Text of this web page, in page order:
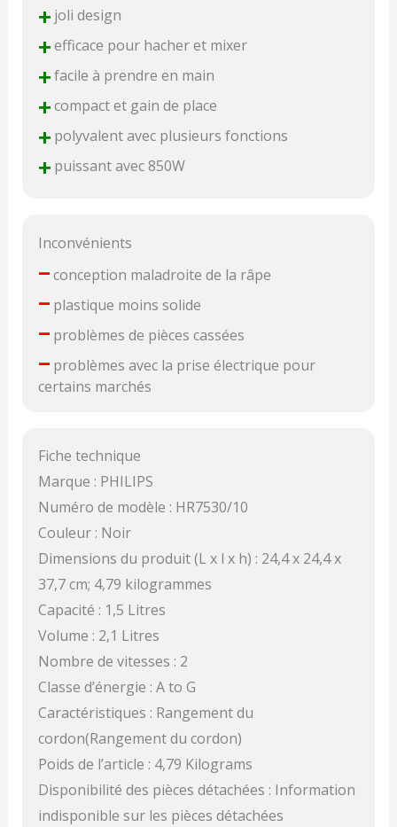
+joli design
+efficace pour hacher et mixer
+facile à prendre en main
+compact et gain de place
+polyvalent avec plusieurs fonctions
+puissant avec 850W
Inconvénients
–conception maladroite de la râpe
–plastique moins solide
–problèmes de pièces cassées
–problèmes avec la prise électrique pour
certains marchés
Fiche technique
Marque : PHILIPS
Numéro de modèle : HR7530/10
Couleur : Noir
Dimensions du produit (L x l x h) : 24,4 x 24,4 x
37,7 cm; 4,79 kilogrammes
Capacité : 1,5 Litres
Volume : 2,1 Litres
Nombre de vitesses : 2
Classe d’énergie : A to G
Caractéristiques : Rangement du
cordon(Rangement du cordon)
Poids de l’article : 4,79 Kilograms
Disponibilité des pièces détachées : Information
indisponible sur les pièces détachées